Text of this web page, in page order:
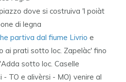
dove si costruiva 'l poiàt
di legna
partiva dal fiume Livrio e
ai prati sotto loc. Zapelàc' fino
sotto loc. Caselle
- TO e alivèrsi - MO) venire al